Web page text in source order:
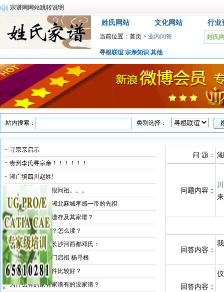
宗谱网网站跳转说明
姓氏网站 文化网站 行业
当前位置： 首页 > 业内问答 姓氏
寻根联谊 宗亲知识 其他
×
站内搜索： 类别选择：
寻宗亲启示
贵州李氏寻宗亲！！！！！！
湖广填四川赵姓!
湖北麻城李氏寻根问祖。。。
梁氏族谱，寻找湖北麻城孝感一带的先祖
求证余国柱后人遗存及其家谱？
宓姓是什么姓氏？怎么读？
邓春芳寻找湖南长沙河西都邓氏：
南京应天府大南门启祖 杨寻根
哪个免费家谱软件比较好？
为什么有的家有家谱有的没家谱？
问 题：
问题内容：
川
回答内容：
回答内容：